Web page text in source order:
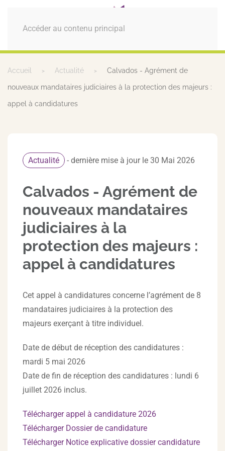
Accéder au contenu principal
MENU
Accueil Actualité Calvados - Agrément de
nouveaux mandataires judiciaires à la protection des majeurs :
appel à candidatures
Actualité - dernière mise à jour le 30 Mai 2026
Calvados - Agrément de
nouveaux mandataires
judiciaires à la
protection des majeurs :
appel à candidatures
Cet appel à candidatures concerne l’agrément de 8
mandataires judiciaires à la protection des
majeurs exerçant à titre individuel.
Date de début de réception des candidatures :
mardi 5 mai 2026
Date de fin de réception des candidatures : lundi 6
juillet 2026 inclus.
Télécharger appel à candidature 2026
Télécharger Dossier de candidature
Télécharger Notice explicative dossier candidature